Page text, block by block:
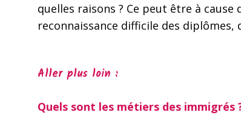
quelles raisons ? Ce peut être à
reconnaissance difficile des
Aller plus loin :
Quels sont les métiers des immigrés